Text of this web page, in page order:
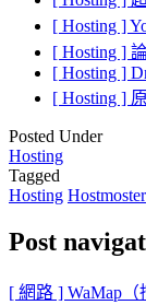
[ Hosting ]
[ Hosting ]
[ Hosting ]
[ Hosting ]
Posted Under
Hosting
Tagged
Hosting Hostmoster
Post
[ 網路 ] WaMap